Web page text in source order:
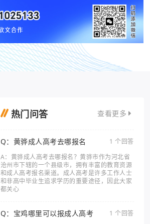
热门问答 查看更多
Q：黄骅成人高考去哪报名
1 个回答
A：黄骅成人高考去哪报名？黄骅市作为河北省
沧州市下辖的一个县级市，拥有丰富的教育资源
和成人高考报名渠道。成人高考是许多工作人士
和非高中毕业生追求学历的重要途径，因此大家
都关心
Q：宝鸡哪里可以报成人高考
1 个回答